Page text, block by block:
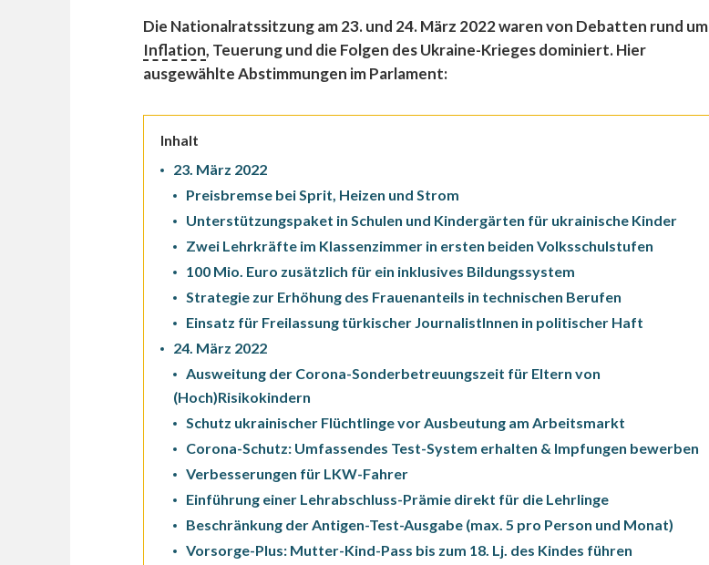
Die Nationalratssitzung am 23. und 24. März 2022 waren von Debatten rund um
Inflation, Teuerung und die Folgen des Ukraine-Krieges dominiert. Hier
ausgewählte Abstimmungen im Parlament:
Inhalt
23. März 2022
Preisbremse bei Sprit, Heizen und Strom
Unterstützungspaket in Schulen und Kindergärten für ukrainische Kinder
Zwei Lehrkräfte im Klassenzimmer in ersten beiden Volksschulstufen
100 Mio. Euro zusätzlich für ein inklusives Bildungssystem
Strategie zur Erhöhung des Frauenanteils in technischen Berufen
Einsatz für Freilassung türkischer JournalistInnen in politischer Haft
24. März 2022
Ausweitung der Corona-Sonderbetreuungszeit für Eltern von
(Hoch)Risikokindern
Schutz ukrainischer Flüchtlinge vor Ausbeutung am Arbeitsmarkt
Corona-Schutz: Umfassendes Test-System erhalten & Impfungen bewerben
Verbesserungen für LKW-Fahrer
Einführung einer Lehrabschluss-Prämie direkt für die Lehrlinge
Beschränkung der Antigen-Test-Ausgabe (max. 5 pro Person und Monat)
Vorsorge-Plus: Mutter-Kind-Pass bis zum 18. Lj. des Kindes führen